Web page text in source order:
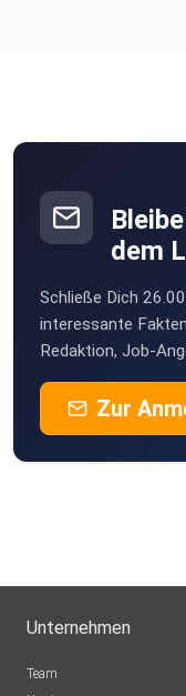
dem
Schließe Dich
interessante
Redaktion, Job-
Zur
Unternehmen
Team